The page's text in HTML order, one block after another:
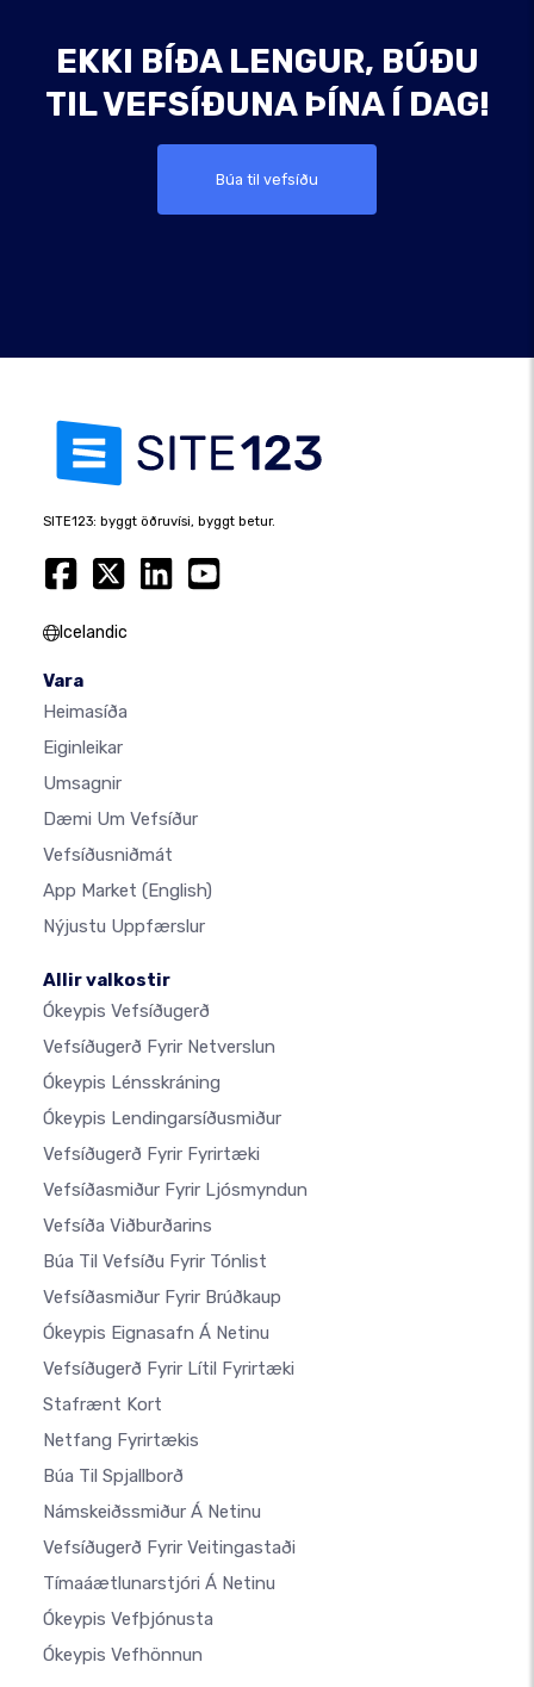
EKKI BÍÐA LENGUR, BÚÐU
TIL VEFSÍÐUNA ÞÍNA Í DAG!
Búa til vefsíðu
SITE123: byggt öðruvísi, byggt betur.
Icelandic
Vara
Heimasíða
Eiginleikar
Umsagnir
Dæmi Um Vefsíður
Vefsíðusniðmát
App Market (English)
Nýjustu Uppfærslur
Allir valkostir
Ókeypis Vefsíðugerð
Vefsíðugerð Fyrir Netverslun
Ókeypis Lénsskráning
Ókeypis Lendingarsíðusmiður
Vefsíðugerð Fyrir Fyrirtæki
Vefsíðasmiður Fyrir Ljósmyndun
Vefsíða Viðburðarins
Búa Til Vefsíðu Fyrir Tónlist
Vefsíðasmiður Fyrir Brúðkaup
Ókeypis Eignasafn Á Netinu
Vefsíðugerð Fyrir Lítil Fyrirtæki
Stafrænt Kort
Netfang Fyrirtækis
Búa Til Spjallborð
Námskeiðssmiður Á Netinu
Vefsíðugerð Fyrir Veitingastaði
Tímaáætlunarstjóri Á Netinu
Ókeypis Vefþjónusta
Ókeypis Vefhönnun